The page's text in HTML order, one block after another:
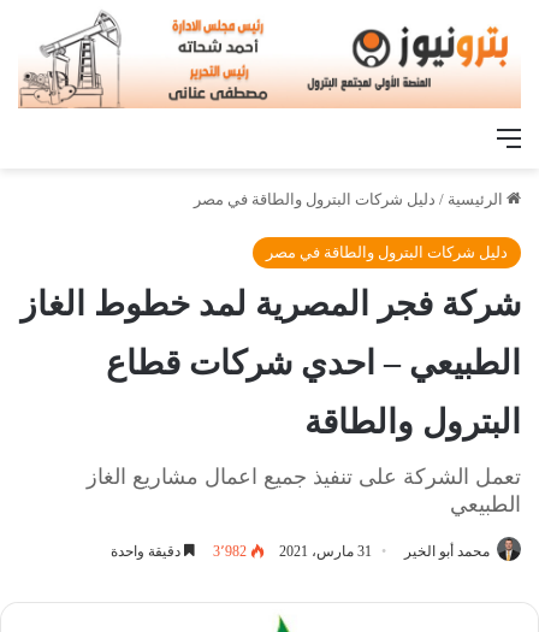
القائمة
الرئيسية / دليل شركات البترول والطاقة في مصر
دليل شركات البترول والطاقة في مصر
شركة فجر المصرية لمد خطوط الغاز
الطبيعي – احدي شركات قطاع
البترول والطاقة
تعمل الشركة على تنفيذ جميع اعمال مشاريع الغاز
الطبيعي
محمد أبو الخير 31 مارس، 2021 3٬982 دقيقة واحدة